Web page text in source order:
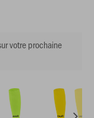
votre prochaine